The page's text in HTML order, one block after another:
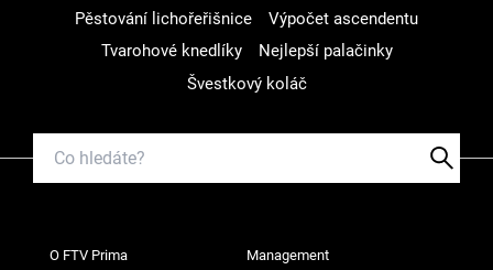
Pěstování lichořeřišnice
Výpočet ascendentu
Tvarohové knedlíky
Nejlepší palačinky
Švestkový koláč
O FTV Prima Management